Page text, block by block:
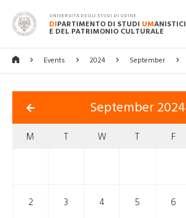
UNIVERSITÀ DEGLI STUDI DI UDINE
DIPARTIMENTO DI STUDI UMANISTICI
E DEL PATRIMONIO CULTURALE
Events 2024 September
September 2024
M T W T F
2 3 4 5 6